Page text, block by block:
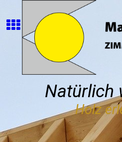
Natürlich
Holz